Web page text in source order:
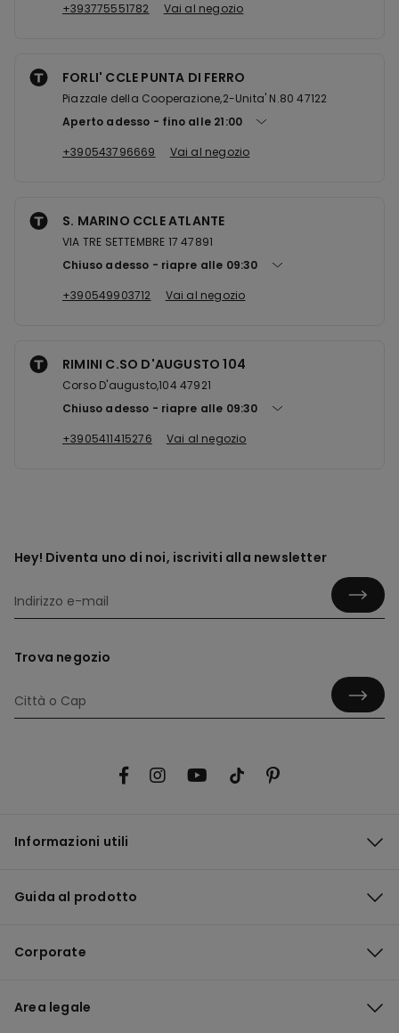
+393775551782
Vai al negozio
FORLI' CCLE PUNTA DI FERRO
Piazzale della Cooperazione,2-Unita' N.80 47122
Aperto adesso
fino alle 21:00
+390543796669
Vai al negozio
S. MARINO CCLE ATLANTE
VIA TRE SETTEMBRE 17 47891
Chiuso adesso
riapre alle 09:30
+390549903712
Vai al negozio
RIMINI C.SO D'AUGUSTO 104
Corso D'augusto,104 47921
Chiuso adesso
riapre alle 09:30
+3905411415276
Vai al negozio
Hey! Diventa uno di noi, iscriviti alla newsletter
Trova negozio
Informazioni utili
Guida al prodotto
Corporate
Area legale